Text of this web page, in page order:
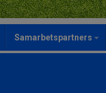
Samarbetspartners